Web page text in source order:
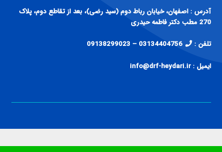
تلفن : 03134404756 – 09138299023
ایمیل : info@drf-heydari.ir